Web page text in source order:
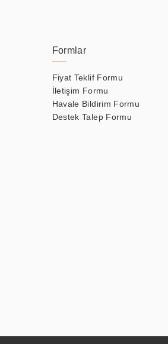
Formlar
Fiyat Teklif Formu
İletişim Formu
Havale Bildirim Formu
Destek Talep Formu